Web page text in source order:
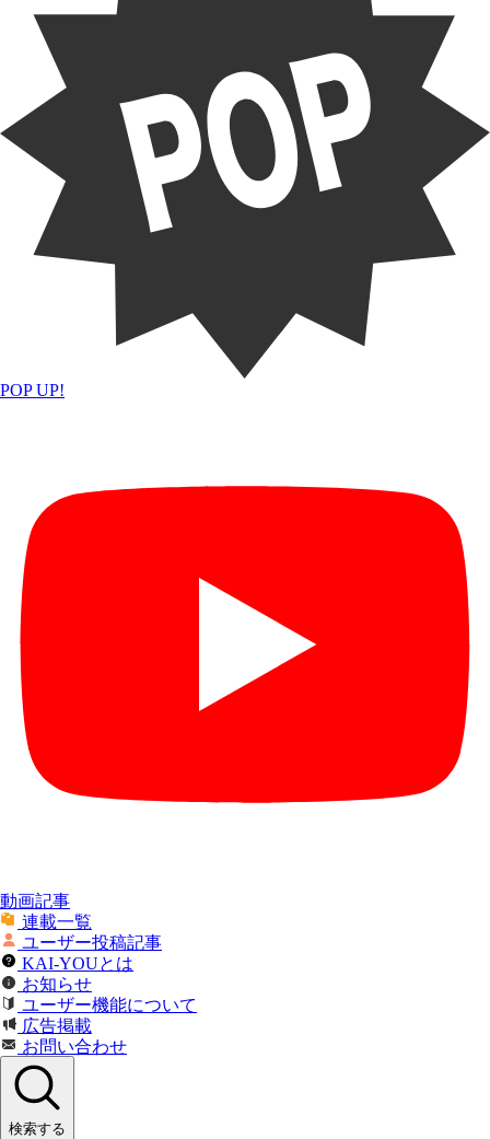
POP UP!
動画記事
連載一覧
ユーザー投稿記事
KAI-YOUとは
お知らせ
ユーザー機能について
広告掲載
お問い合わせ
検索する